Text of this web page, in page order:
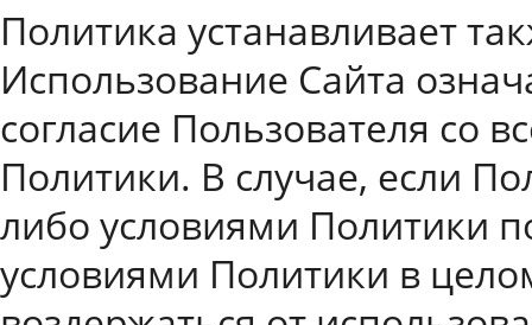
Политика устанавливает
Использование Сайта
согласие Пользователя со
Политики. В случае, если
либо условиями Политики
условиями Политики в